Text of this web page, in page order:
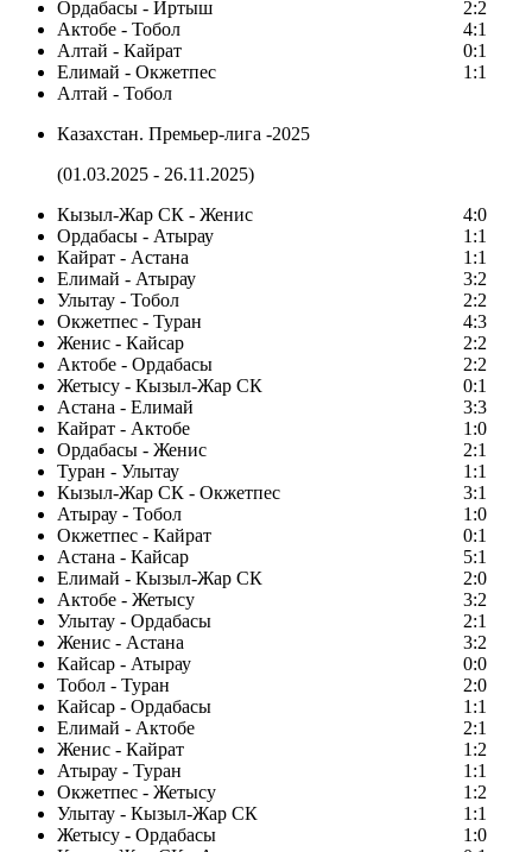
Ордабасы - Иртыш
2:2
Актобе - Тобол
4:1
Алтай - Кайрат
0:1
Елимай - Окжетпес
1:1
Алтай - Тобол
Казахстан. Премьер-лига -2025
(01.03.2025 - 26.11.2025)
Кызыл-Жар СК - Женис
4:0
Ордабасы - Атырау
1:1
Кайрат - Астана
1:1
Елимай - Атырау
3:2
Улытау - Тобол
2:2
Окжетпес - Туран
4:3
Женис - Кайсар
2:2
Актобе - Ордабасы
2:2
Жетысу - Кызыл-Жар СК
0:1
Астана - Елимай
3:3
Кайрат - Актобе
1:0
Ордабасы - Женис
2:1
Туран - Улытау
1:1
Кызыл-Жар СК - Окжетпес
3:1
Атырау - Тобол
1:0
Окжетпес - Кайрат
0:1
Астана - Кайсар
5:1
Елимай - Кызыл-Жар СК
2:0
Актобе - Жетысу
3:2
Улытау - Ордабасы
2:1
Женис - Астана
3:2
Кайсар - Атырау
0:0
Тобол - Туран
2:0
Кайсар - Ордабасы
1:1
Елимай - Актобе
2:1
Женис - Кайрат
1:2
Атырау - Туран
1:1
Окжетпес - Жетысу
1:2
Улытау - Кызыл-Жар СК
1:1
Жетысу - Ордабасы
1:0